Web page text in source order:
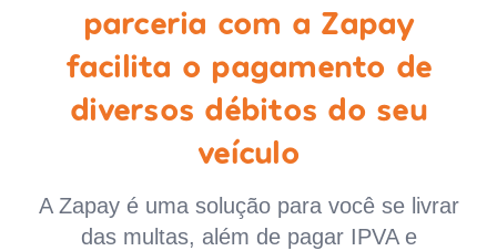
parceria com a Zapay
facilita o pagamento de
diversos débitos do seu
veículo
A Zapay é uma solução para você se livrar
das multas, além de pagar IPVA e